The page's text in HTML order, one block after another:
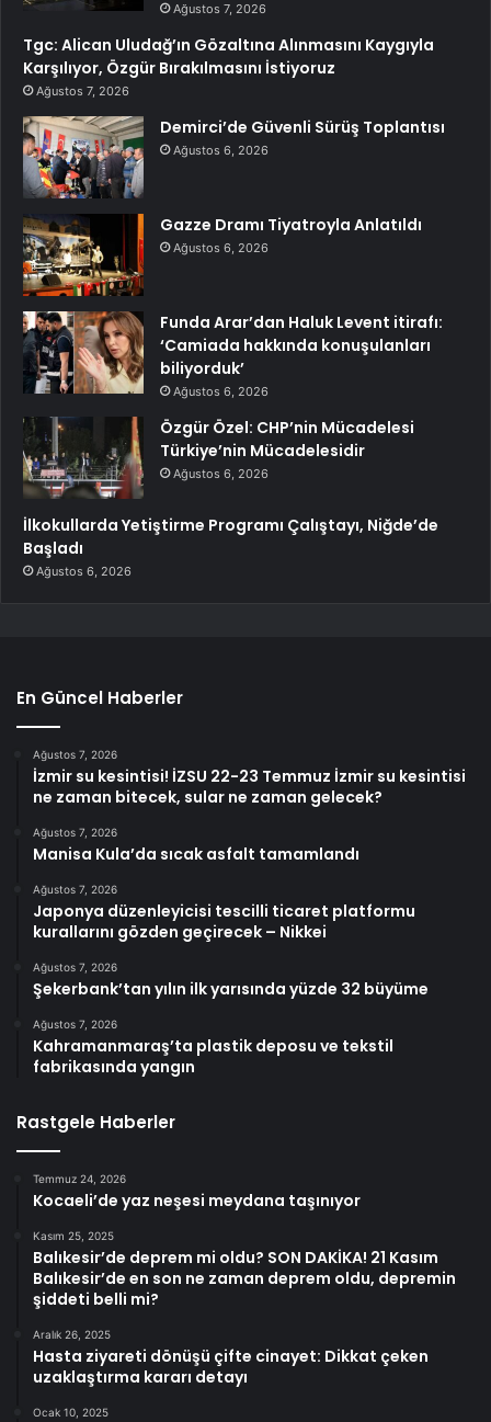
Ağustos 7, 2026
Tgc: Alican Uludağ’ın Gözaltına Alınmasını Kaygıyla
Karşılıyor, Özgür Bırakılmasını İstiyoruz
Ağustos 7, 2026
Demirci’de Güvenli Sürüş Toplantısı
Ağustos 6, 2026
Gazze Dramı Tiyatroyla Anlatıldı
Ağustos 6, 2026
Funda Arar’dan Haluk Levent itirafı:
‘Camiada hakkında konuşulanları
biliyorduk’
Ağustos 6, 2026
Özgür Özel: CHP’nin Mücadelesi
Türkiye’nin Mücadelesidir
Ağustos 6, 2026
İlkokullarda Yetiştirme Programı Çalıştayı, Niğde’de
Başladı
Ağustos 6, 2026
En Güncel Haberler
Ağustos 7, 2026
İzmir su kesintisi! İZSU 22-23 Temmuz İzmir su kesintisi
ne zaman bitecek, sular ne zaman gelecek?
Ağustos 7, 2026
Manisa Kula’da sıcak asfalt tamamlandı
Ağustos 7, 2026
Japonya düzenleyicisi tescilli ticaret platformu
kurallarını gözden geçirecek – Nikkei
Ağustos 7, 2026
Şekerbank’tan yılın ilk yarısında yüzde 32 büyüme
Ağustos 7, 2026
Kahramanmaraş’ta plastik deposu ve tekstil
fabrikasında yangın
Rastgele Haberler
Temmuz 24, 2026
Kocaeli’de yaz neşesi meydana taşınıyor
Kasım 25, 2025
Balıkesir’de deprem mi oldu? SON DAKİKA! 21 Kasım
Balıkesir’de en son ne zaman deprem oldu, depremin
şiddeti belli mi?
Aralık 26, 2025
Hasta ziyareti dönüşü çifte cinayet: Dikkat çeken
uzaklaştırma kararı detayı
Ocak 10, 2025